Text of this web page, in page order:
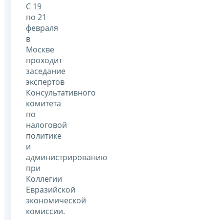
С 19
по 21
февраля
в
Москве
проходит
заседание
экспертов
Консультативного
комитета
по
налоговой
политике
и
администрированию
при
Коллегии
Евразийской
экономической
комиссии.